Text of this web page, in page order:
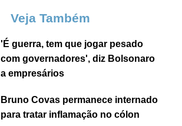
Veja Também
'É guerra, tem que jogar pesado
com governadores', diz Bolsonaro
a empresários
Bruno Covas permanece internado
para tratar inflamação no cólon